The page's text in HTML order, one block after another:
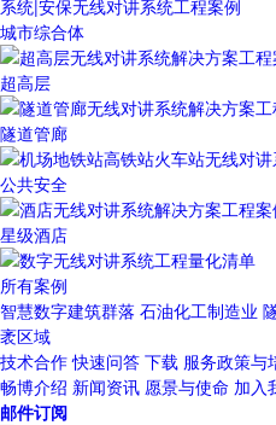
城市综合体
超高层
隧道管廊
公共安全
星级酒店
所有案例
智慧数字建筑群落 石油化工制造业
袤区域
技术合作 快速问答 下载 服务政策与
畅博介绍 新闻资讯 愿景与使命 加入
邮件订阅